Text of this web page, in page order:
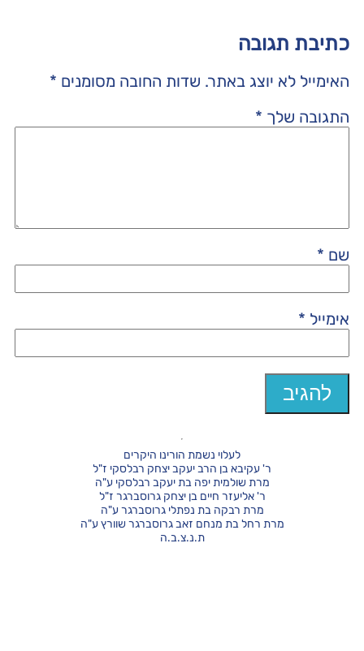
כתיבת תגובה
האימייל לא יוצג באתר. שדות החובה מסומנים *
התגובה שלך *
שם *
אימייל *
לעלוי נשמת הורינו היקרים
ר' עקיבא בן הרב יעקב יצחק רבלסקי ז"ל
מרת שולמית יפה בת יעקב רבלסקי ע"ה
ר' אליעזר חיים בן יצחק גרוסברגר ז"ל
מרת רבקה בת נפתלי גרוסברגר ע"ה
מרת רחל בת מנחם זאב גרוסברגר שוורץ ע"ה
ת.נ.צ.ב.ה